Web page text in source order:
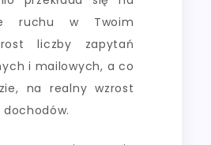
ruchu w Twoim
liczby zapytań
i mailowych, a co
na realny wzrost
dochodów.